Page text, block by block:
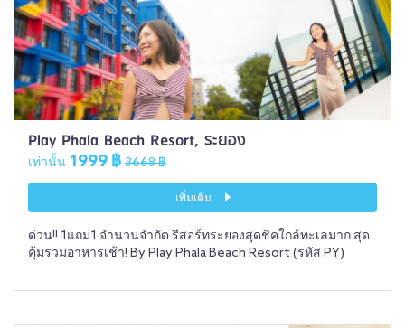
Play Phala Beach Resort, ระยอง
เท่านั้น 1999 ฿ 3668 ฿
เพิ่มเติม
ด่วน!! 1แถม1 จำนวนจำกัด รีสอร์ทระยองสุดชิคใกล้ทะเลมาก สุด
คุ้มรวมอาหารเช้า! By Play Phala Beach Resort (รหัส PY)